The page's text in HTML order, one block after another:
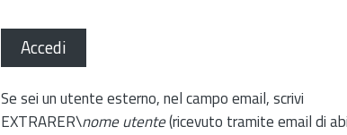
Accedi
Se sei un utente esterno, nel campo email, scrivi
EXTRARER\nome utente(ricevuto tramite email di